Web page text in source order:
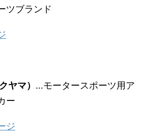
ツブランド
ヤマ） …モータースポーツ用ア
ー
ジ